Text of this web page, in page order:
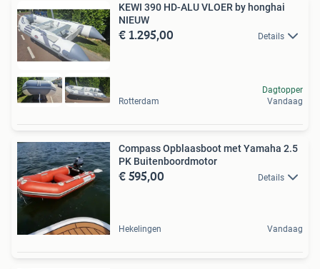
KEWI 390 HD-ALU VLOER by honghai
NIEUW
€ 1.295,00 Details
Rotterdam
Dagtopper
Vandaag
Compass Opblaasboot met Yamaha 2.5
PK Buitenboordmotor
€ 595,00 Details
Hekelingen Vandaag